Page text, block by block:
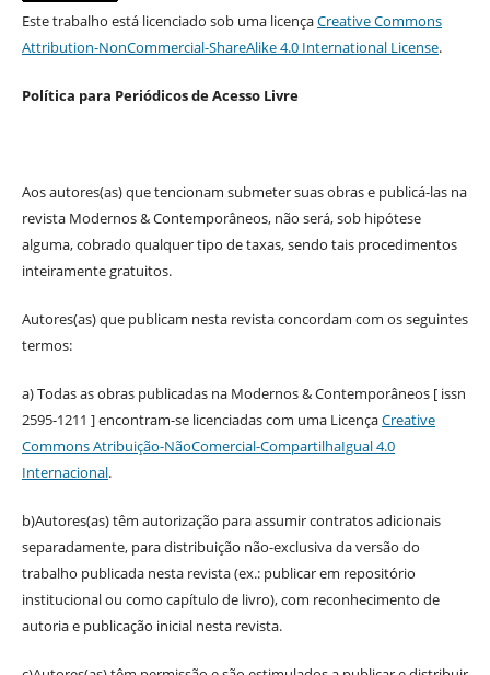
Este trabalho está licenciado sob uma licençaCreative Commons
Attribution-NonCommercial-ShareAlike 4.0 International License.
Política para Periódicos de Acesso Livre
Aos autores(as) que tencionam submeter suas obras e publicá-las na
revista Modernos & Contemporâneos, não será, sob hipótese
alguma, cobrado qualquer tipo de taxas, sendo tais procedimentos
inteiramente gratuitos.
Autores(as) que publicam nesta revista concordam com os seguintes
termos:
a) Todas as obras publicadas na Modernos & Contemporâneos [ issn
2595-1211 ] encontram-se licenciadas com uma LicençaCreative
Commons Atribuição-NãoComercial-CompartilhaIgual 4.0
Internacional.
b)Autores(as) têm autorização para assumir contratos adicionais
separadamente, para distribuição não-exclusiva da versão do
trabalho publicada nesta revista (ex.: publicar em repositório
institucional ou como capítulo de livro), com reconhecimento de
autoria e publicação inicial nesta revista.